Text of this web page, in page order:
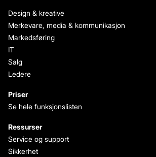
Design & kreative
Merkevare, media & kommunikasjon
Markedsføring
IT
Salg
Ledere
Priser
Se hele funksjonslisten
Ressurser
Service og support
Sikkerhet